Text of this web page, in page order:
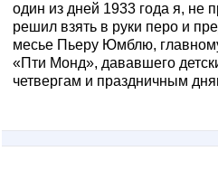
один из дней 1933 года я, не
решил взять в руки перо и
месье Пьеру Юмблю,
«Пти Монд», дававшего
четвергам и праздничным